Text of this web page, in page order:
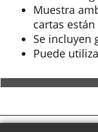
Muestra
cartas
Se incluyen
Puede
To create online